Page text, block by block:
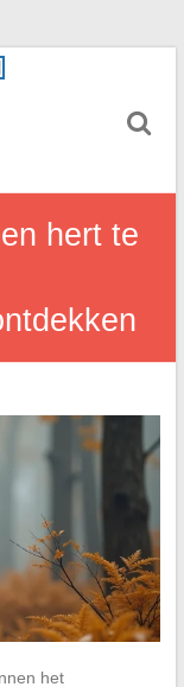
hert te
het